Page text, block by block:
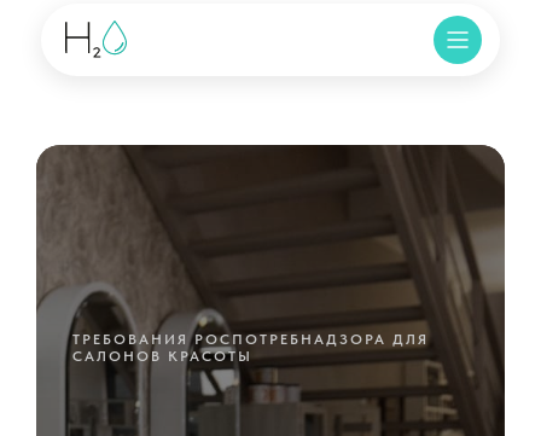
ТРЕБОВАНИЯ РОСПОТРЕБНАДЗОРА ДЛЯ
САЛОНОВ КРАСОТЫ